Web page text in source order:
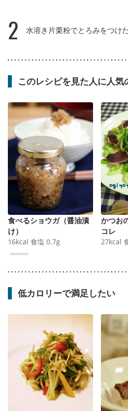
2 水溶き片栗粉でとろみをつけ
このレシピを見た人に人気
食べるショウガ（醤油漬
け）
16kcal 食塩 0.7g
かつお
コレ
27kcal
低カロリーで満足したい